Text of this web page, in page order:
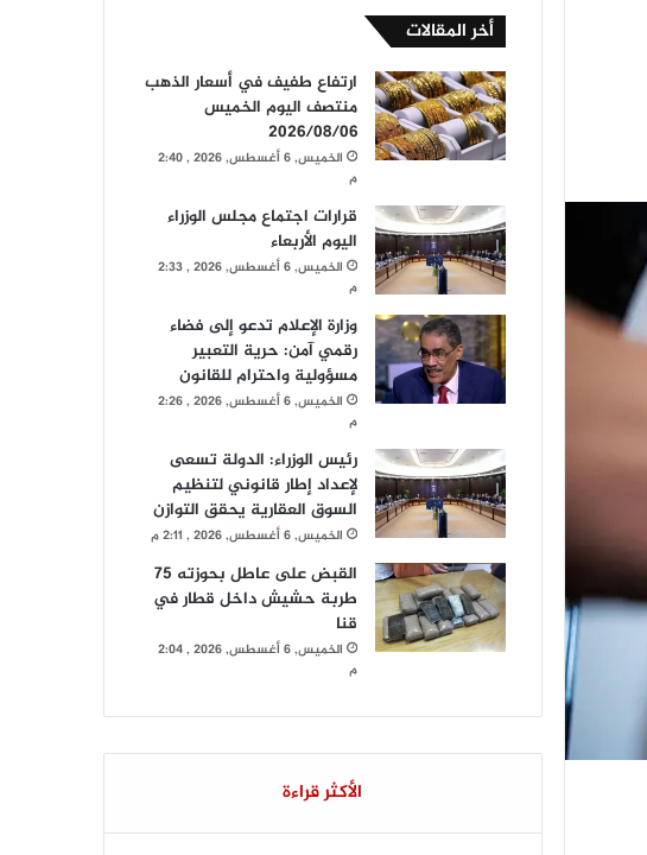
أخر المقالات
ارتفاع طفيف في أسعار الذهب
منتصف اليوم الخميس
2026/08/06
الخميس, 6 أغسطس, 2026 , 2:40
م
قرارات اجتماع مجلس الوزراء
اليوم الأربعاء
الخميس, 6 أغسطس, 2026 , 2:33
م
وزارة الإعلام تدعو إلى فضاء
رقمي آمن: حرية التعبير
مسؤولية واحترام للقانون
الخميس, 6 أغسطس, 2026 , 2:26
م
رئيس الوزراء: الدولة تسعى
لإعداد إطار قانوني لتنظيم
السوق العقارية يحقق التوازن
الخميس, 6 أغسطس, 2026 , 2:11 م
القبض على عاطل بحوزته 75
طربة حشيش داخل قطار في
قنا
الخميس, 6 أغسطس, 2026 , 2:04
م
الأكثر قراءة